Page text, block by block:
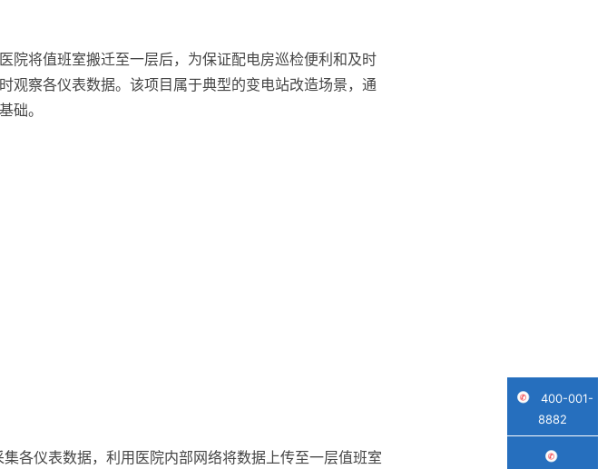
院将值班室搬迁至一层后，为保证配电房巡检便利和及时
观察各仪表数据。该项目属于典型的变电站改造场景，通
础。
各仪表数据，利用医院内部网络将数据上传至一层值班室
400-001-
8882